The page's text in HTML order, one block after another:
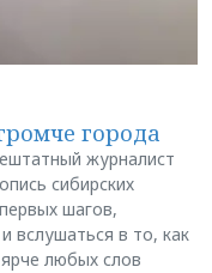
города
журналист
сибирских
шагов,
вслушаться в то, как
любых слов